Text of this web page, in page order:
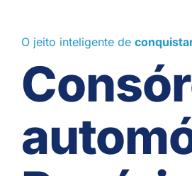
O jeito inteligente de